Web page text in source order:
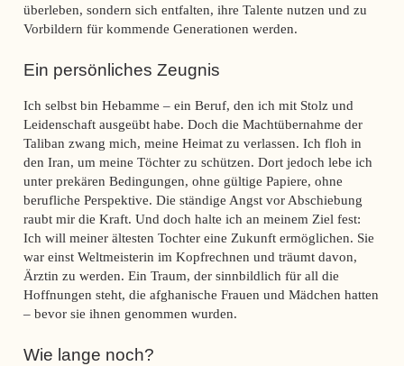
überleben, sondern sich entfalten, ihre Talente nutzen und zu
Vorbildern für kommende Generationen werden.
Ein persönliches Zeugnis
Ich selbst bin Hebamme – ein Beruf, den ich mit Stolz und
Leidenschaft ausgeübt habe. Doch die Machtübernahme der
Taliban zwang mich, meine Heimat zu verlassen. Ich floh in
den Iran, um meine Töchter zu schützen. Dort jedoch lebe ich
unter prekären Bedingungen, ohne gültige Papiere, ohne
berufliche Perspektive. Die ständige Angst vor Abschiebung
raubt mir die Kraft. Und doch halte ich an meinem Ziel fest:
Ich will meiner ältesten Tochter eine Zukunft ermöglichen. Sie
war einst Weltmeisterin im Kopfrechnen und träumt davon,
Ärztin zu werden. Ein Traum, der sinnbildlich für all die
Hoffnungen steht, die afghanische Frauen und Mädchen hatten
– bevor sie ihnen genommen wurden.
Wie lange noch?